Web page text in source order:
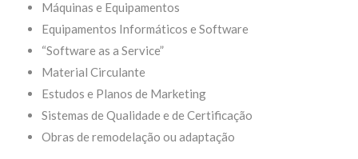
Máquinas e Equipamentos
Equipamentos Informáticos e Software
“Software as a Service”
Material Circulante
Estudos e Planos de Marketing
Sistemas de Qualidade e de Certificação
Obras de remodelação ou adaptação